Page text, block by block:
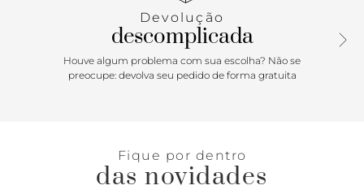
Largura da alça tiracolo: 2,5 cm. Comprimento da alça de
mão: 18 cm | Largura da alça de mão: 2,5 cm.
Devolução
descomplicada
Houve algum problema com sua escolha? Não se
preocupe: devolva seu pedido de forma gratuita
Fique por dentro
das novidades